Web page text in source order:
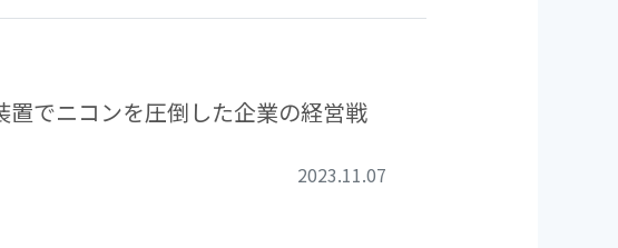
でニコンを圧倒した企業の経営戦
2023.11.07